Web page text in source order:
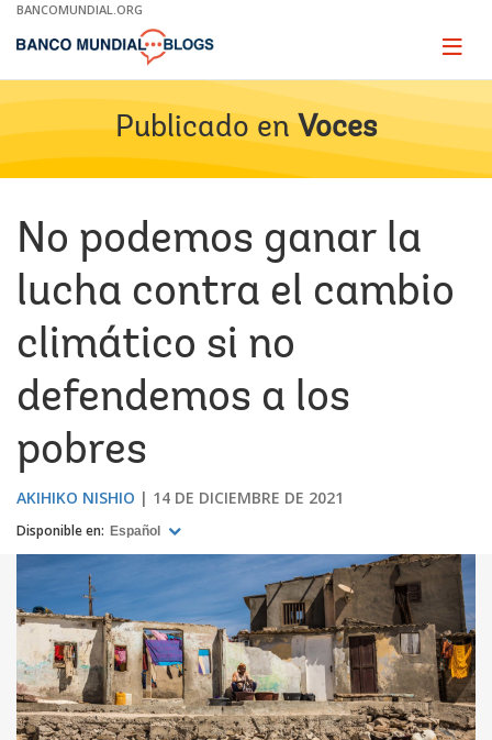
Skip
Main
BANCOMUNDIAL.ORG
Page
Publicado en Voces
No podemos ganar la
lucha contra el cambio
climático si no
defendemos a los
pobres
AKIHIKO NISHIO 14 DE DICIEMBRE DE 2021
Disponible en: Español